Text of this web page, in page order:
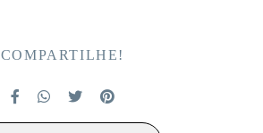
COMPARTILHE!